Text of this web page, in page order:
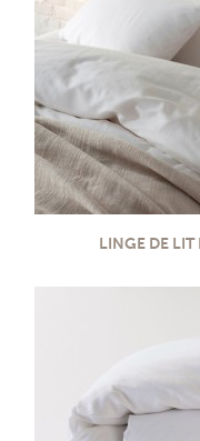
LINGE DE LIT